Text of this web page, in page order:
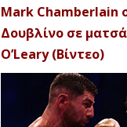
Mark Chamberlain
Δουβλίνο σε
O’Leary (Βίντεο)